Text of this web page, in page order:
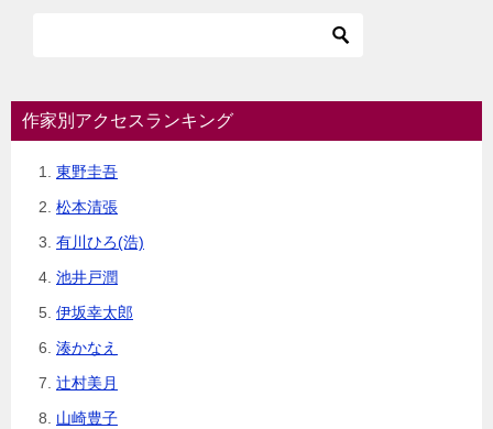
作家別アクセスランキング
東野圭吾
松本清張
有川ひろ(浩)
池井戸潤
伊坂幸太郎
湊かなえ
辻村美月
山崎豊子